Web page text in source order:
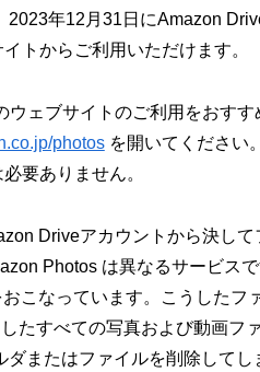
年12月31日にAmazon
トからご利用いただけます。
ェブサイトのご利用をおすす
photosを開いてください。
要ありません。
Driveアカウントから決して
Photos は異なるサービスで
こなっています。こうしたフ
たすべての写真および動画フ
またはファイルを削除してし